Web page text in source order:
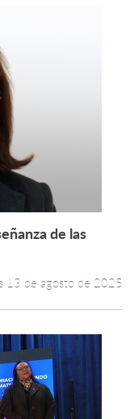
Leer más +
de las
13 de agosto de 2025